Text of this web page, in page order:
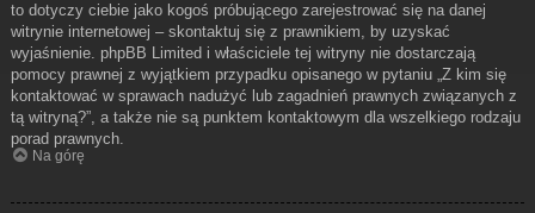
to dotyczy ciebie jako kogoś próbującego zarejestrować się na danej
witrynie internetowej – skontaktuj się z prawnikiem, by uzyskać
wyjaśnienie. phpBB Limited i właściciele tej witryny nie dostarczają
pomocy prawnej z wyjątkiem przypadku opisanego w pytaniu „Z kim się
kontaktować w sprawach nadużyć lub zagadnień prawnych związanych z
tą witryną?”, a także nie są punktem kontaktowym dla wszelkiego rodzaju
porad prawnych.
Na górę